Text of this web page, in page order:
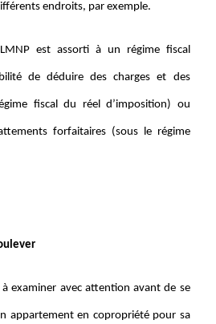
endroits, par exemple.
est assorti à un régime fiscal
de déduire des charges et des
fiscal du réel d’imposition) ou
forfaitaires (sous le régime
examiner avec attention avant de se
appartement en copropriété pour sa